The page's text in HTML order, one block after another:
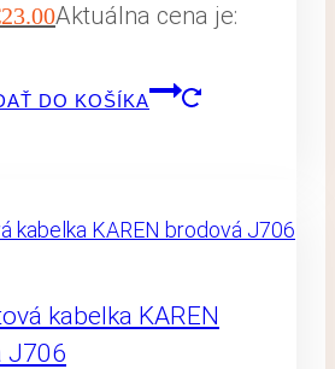
23.00Aktuálna cena je:
DO KOŠÍKA
kabelka KAREN
J706